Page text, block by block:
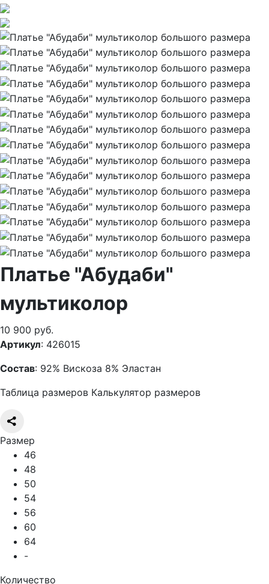
Платье "Абудаби"
мультиколор
10 900 руб.
Артикул: 426015
Состав: 92% Вискоза 8% Эластан
Таблица размеров Калькулятор размеров
Размер
46
48
50
54
56
60
64
-
Количество